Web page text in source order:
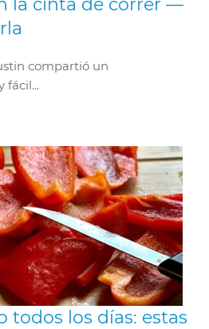
compartió un
fácil...
todos los días: estas